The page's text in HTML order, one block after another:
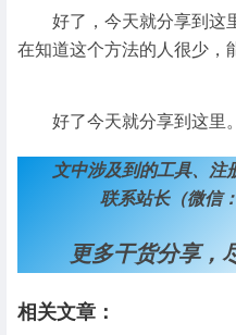
好了，今天就分享到这
在知道这个方法的人很少，
好了今天就分享到这里。
文中涉及到的工具、注
联系站长（微信
更多干货分享，
相关文章：